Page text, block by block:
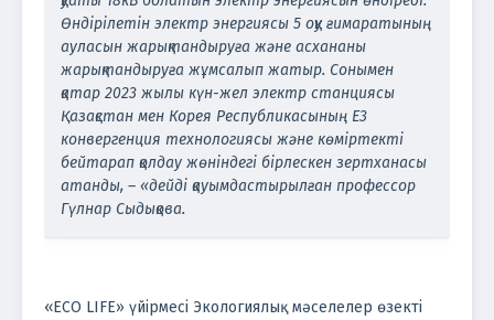
Өндірілетін электр энергиясы 5 оқу ғимаратының
ауласын жарықтандыруға және асхананы
жарықтандыруға жұмсалып жатыр. Сонымен
қатар 2023 жылы күн-жел электр станциясы
Қазақстан мен Корея Республикасының Е3
конвергенция технологиясы және көміртекті
бейтарап қолдау жөніндегі бірлескен зертханасы
атанды, – «дейді қауымдастырылған профессор
Гүлнар Сыдықова.
«ECO LIFE» үйірмесі Экологиялық мәселелер өзекті